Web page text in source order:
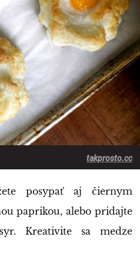
takprosto.cc
posypať aj čiernym
paprikou, alebo pridajte
Kreativite sa medze